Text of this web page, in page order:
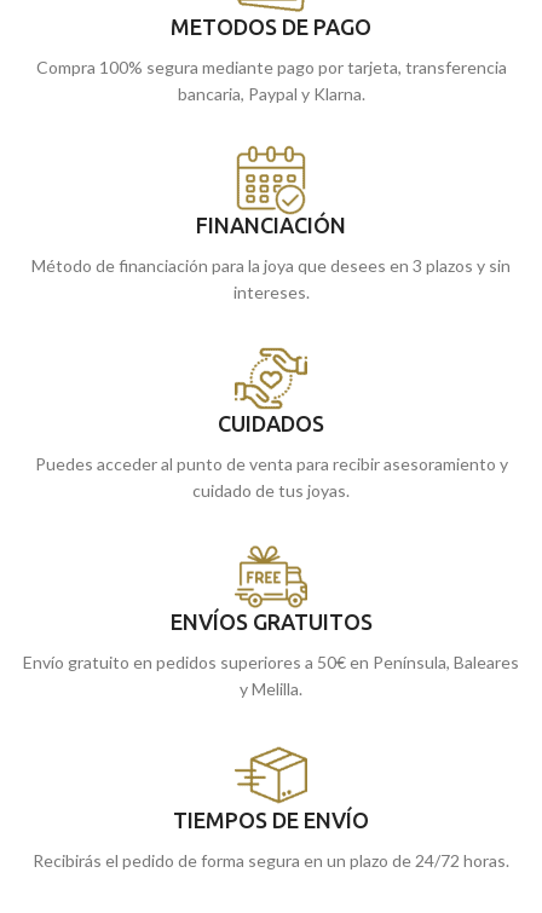
METODOS DE PAGO
Compra 100% segura mediante pago por tarjeta, transferencia
bancaria, Paypal y Klarna.
FINANCIACIÓN
Método de financiación para la joya que desees en 3 plazos y sin
intereses.
CUIDADOS
Puedes acceder al punto de venta para recibir asesoramiento y
cuidado de tus joyas.
ENVÍOS GRATUITOS
Envío gratuito en pedidos superiores a 50€ en Península, Baleares
y Melilla.
TIEMPOS DE ENVÍO
Recibirás el pedido de forma segura en un plazo de 24/72 horas.